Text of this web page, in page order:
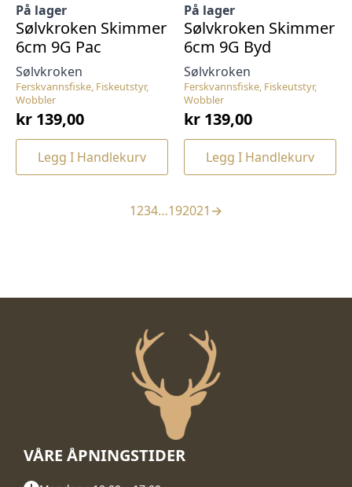
Ferskvannsfiske, Fiskeutstyr,
Wobbler
Sølvkroken
På lager
Sølvkroken Skimmer
6cm 9G Pac
kr 139,00
Legg I Handlekurv
Ferskvannsfiske, Fiskeutstyr,
Wobbler
Sølvkroken
På lager
Sølvkroken Skimmer
6cm 9G Byd
kr 139,00
Legg I Handlekurv
1234…192021 →
VÅRE ÅPNINGSTIDER